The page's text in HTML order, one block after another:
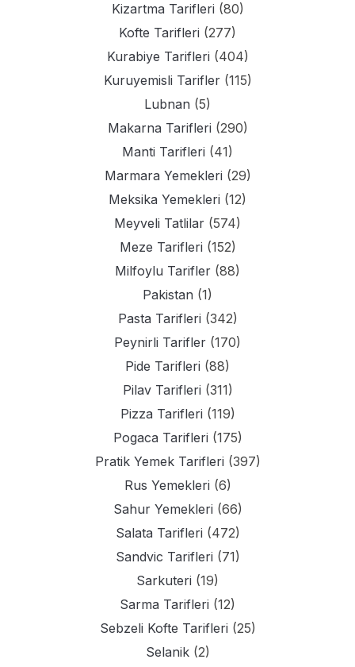
Kizartma Tarifleri (80)
Kofte Tarifleri (277)
Kurabiye Tarifleri (404)
Kuruyemisli Tarifler(115)
Lubnan (5)
Makarna Tarifleri (290)
Manti Tarifleri (41)
Marmara Yemekleri (29)
Meksika Yemekleri (12)
Meyveli Tatlilar (574)
Meze Tarifleri (152)
Milfoylu Tarifler (88)
Pakistan (1)
Pasta Tarifleri (342)
Peynirli Tarifler (170)
Pide Tarifleri (88)
Pilav Tarifleri (311)
Pizza Tarifleri (119)
Pogaca Tarifleri (175)
Pratik Yemek Tarifleri (397)
Rus Yemekleri (6)
Sahur Yemekleri (66)
Salata Tarifleri (472)
Sandvic Tarifleri (71)
Sarkuteri (19)
Sarma Tarifleri (12)
Sebzeli Kofte Tarifleri (25)
Selanik(2)